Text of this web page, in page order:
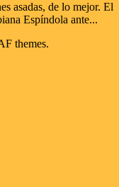
asadas, de lo mejor. El
Espíndola ante...
themes.